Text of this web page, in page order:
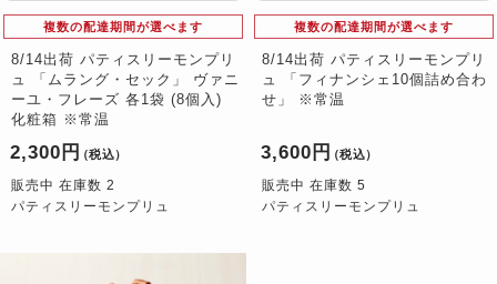
複数の配達期間が選べます
8/14出荷 パティスリーモンプリ
ュ 「ムラング・セック」 ヴァニ
ーユ・フレーズ 各1袋 (8個入)
化粧箱 ※常温
2,300円 （税込）
販売中 在庫数 2
パティスリーモンプリュ
複数の配達期間が選べます
8/14出荷 パティスリーモンプリ
ュ 「フィナンシェ10個詰め合わ
せ」 ※常温
3,600円 （税込）
販売中 在庫数 5
パティスリーモンプリュ